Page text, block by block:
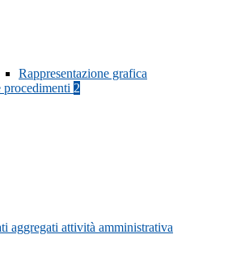
Rappresentazione grafica
2
aggregati attività amministrativa